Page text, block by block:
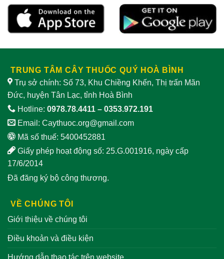
TRUNG TÂM CÂY THUỐC QUÝ HOÀ BÌNH
Trụ sở chính: Số 73, Khu Chiềng Khến, Thị trấn Mãn
Đức, huyện Tân Lạc, tỉnh Hoà Bình
Hotline: 0978.78.4411 – 0353.972.191
Email: Caythuoc.org@gmail.com
Mã số thuế: 5400452881
Giấy phép hoạt động số: 25.G.001916, ngày cấp
17/6/2014
Đã đăng ký bộ công thương.
VỀ CHÚNG TÔI
Giới thiệu về chúng tôi
Điều khoản và điều kiện
Hướng dẫn thao tác trên website